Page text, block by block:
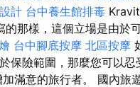
計 台中養生館排毒
的那樣，這個立場是由於
台中腳底按摩 北區按摩
保險範圍，那麼您可以忍
滿意的旅行者。 國內旅